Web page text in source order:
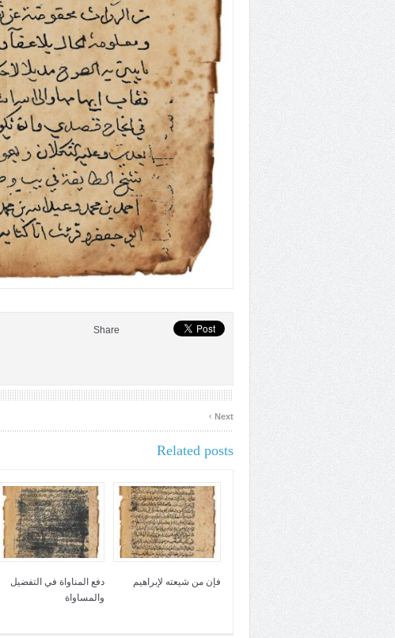
Share
Next
›
Related posts
فإن من شيعته لإبراهيم
دفع المناواة في التفضيل
والمساواة